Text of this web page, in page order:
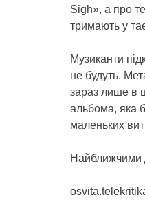
Sigh», а про
тримають у
Музиканти
не будуть.
зараз лише в
альбома, яка
маленьких
Найближчими